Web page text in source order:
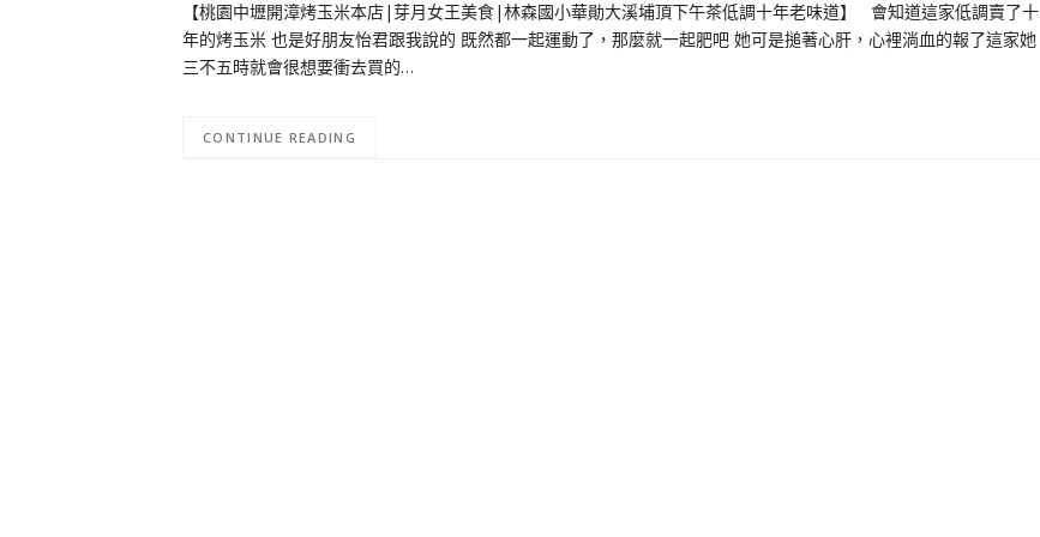
【桃園中壢開漳烤玉米本店|芽月女王美食|林森國小華勛大溪埔頂下午茶低調十年老味道】 會知道這家低調賣了十
年的烤玉米 也是好朋友怡君跟我說的 既然都一起運動了，那麼就一起肥吧 她可是搥著心肝，心裡淌血的報了這家她
三不五時就會很想要衝去買的…
CONTINUE READING